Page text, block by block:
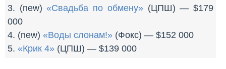
3. (new)«Свадьба по обмену»(ЦПШ) — $179
000
4. (new) «Воды слонам!» (Фокс) — $152 000
5. «Крик 4» (ЦПШ) — $139 000